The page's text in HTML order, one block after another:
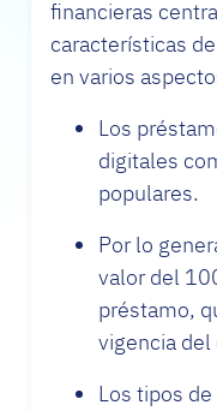
financieras
características
en varios
Los
digitales
populares.
Por lo
valor del
préstamo,
vigencia del
Los tipos